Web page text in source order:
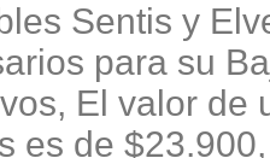
Sentis y
para su
El valor de
es de